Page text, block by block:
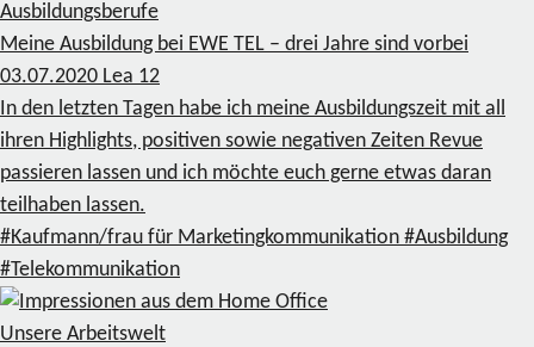
Ausbildungsberufe
Meine Ausbildung bei EWE TEL – drei Jahre sind vorbei
03.07.2020 Lea 12
In den letzten Tagen habe ich meine Ausbildungszeit mit all
ihren Highlights, positiven sowie negativen Zeiten Revue
passieren lassen und ich möchte euch gerne etwas daran
teilhaben lassen.
#Kaufmann/frau für Marketingkommunikation #Ausbildung
#Telekommunikation
Unsere Arbeitswelt